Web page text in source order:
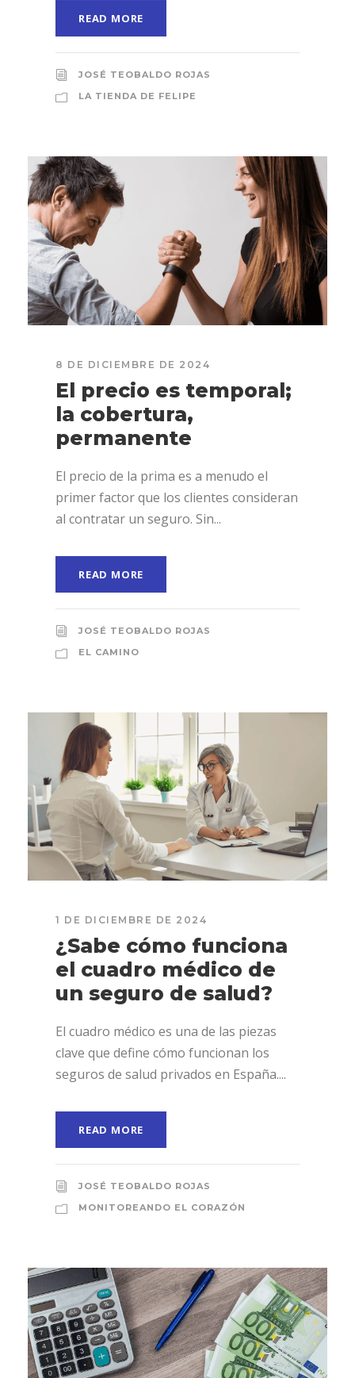
READ MORE
JOSÉ TEOBALDO ROJAS
LA TIENDA DE FELIPE
8 DE DICIEMBRE DE 2024
El precio es temporal;
la cobertura,
permanente
El precio de la prima es a menudo el
primer factor que los clientes consideran
al contratar un seguro. Sin...
READ MORE
JOSÉ TEOBALDO ROJAS
EL CAMINO
1 DE DICIEMBRE DE 2024
¿Sabe cómo funciona
el cuadro médico de
un seguro de salud?
El cuadro médico es una de las piezas
clave que define cómo funcionan los
seguros de salud privados en España....
READ MORE
JOSÉ TEOBALDO ROJAS
MONITOREANDO EL CORAZÓN